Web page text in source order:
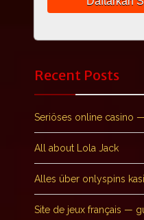
Recent Posts
Seriöses online casino
All about Lola Jack
Alles über onlyspins
Site de jeux français —